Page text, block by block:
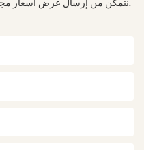
نتمكن من إرسال عرض أسعار مجاني لمجموعة واسعة من التصاميم لدينا.